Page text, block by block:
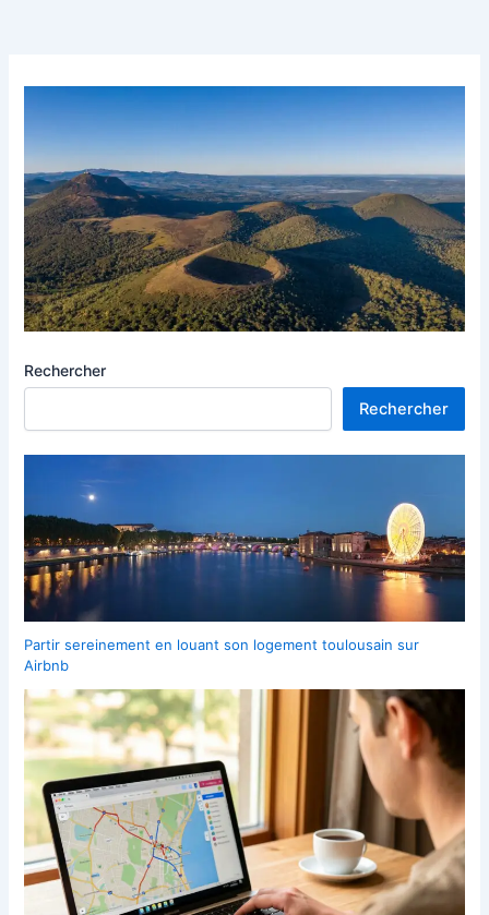
Rechercher
Rechercher
Partir sereinement en louant son logement toulousain sur
Airbnb